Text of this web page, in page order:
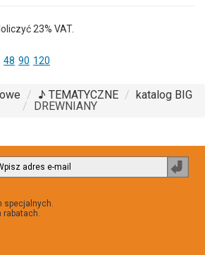
23% VAT.
48 90 120
♪ TEMATYCZNE
katalog BIG
DREWNIANY
specjalnych.